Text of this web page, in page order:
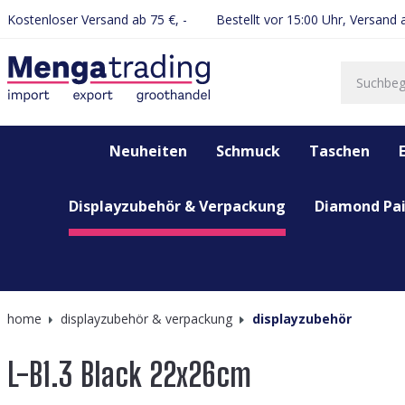
Zur Hauptnavigation springen
Kostenloser Versand ab 75 €, - Bestellt vor 15:00 Uhr, Versand
Neuheiten Schmuck Taschen
Displayzubehör & Verpackung Diamond
home displayzubehör & verpackung displayzubehör
L-B1.3 Black 22x26cm